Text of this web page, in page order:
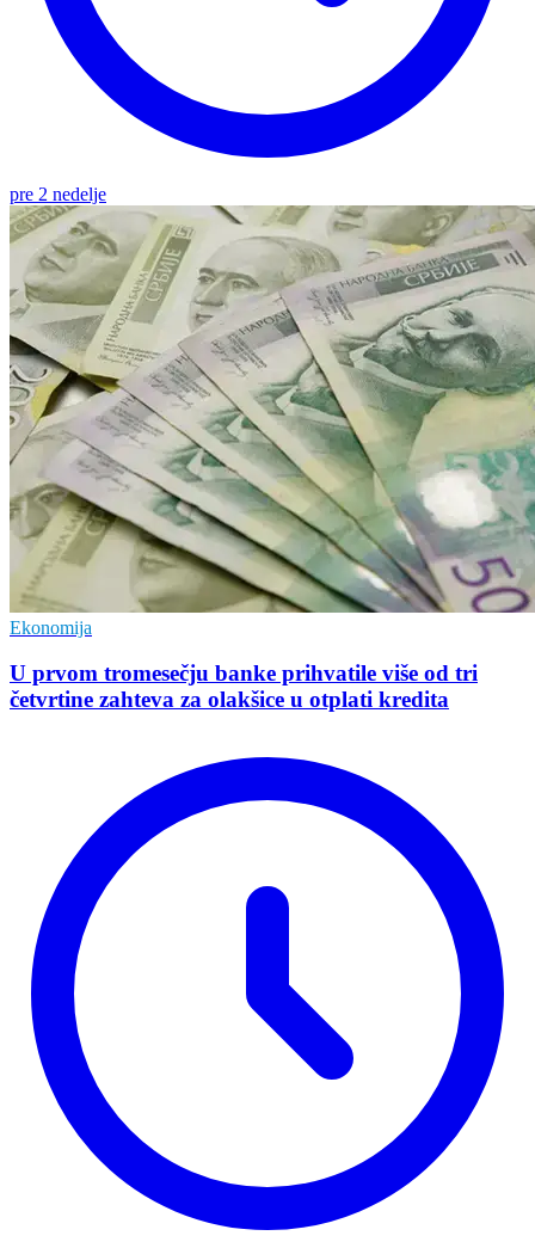
pre 2 nedelje
Ekonomija
U prvom tromesečju banke prihvatile više od tri
četvrtine zahteva za olakšice u otplati kredita